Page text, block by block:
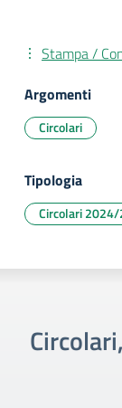
Stampa /
Argomenti
Circolari
Tipologia
Circolari